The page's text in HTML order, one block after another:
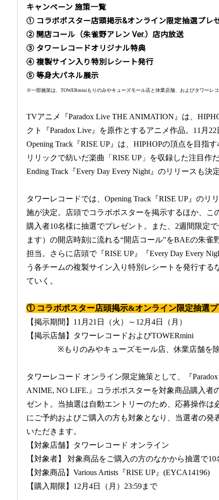
キャンペーン 施策一覧
① コラボポスター店頭掲示&オンライン限定抽選プレ
② 開店コール（朱雀野アレン Ver.）店内放送
③ タワーレコードオリジナル特典
④ 複製サイン入り特別レシート発行
⑤ 等身大パネル展示
※一部施策は、TOWERminiもりのみやキューズモール店と休業店舗、およびタワーレ
TVアニメ『Paradox Live THE ANIMATION』は、
クト『Paradox Live』を原作とするアニメ作品。11月
Opening Track『RISE UP』は、HIPHOPの頂点を目指
リリックで紡いだ楽曲「RISE UP」を収録した注目作
Ending Track『Every Day Every Night』のリリースも決
タワーレコードでは、Opening Track『RISE UP』のリ
施が決定。店頭でコラボポスターを掲示するほか、こ
購入者10名様に抽選でプレゼント。また、2週間限定
ます）の開店時刻に流れる“開店コール”をBAEの朱雀
担当。さらに店頭で『RISE UP』『Every Day Every
う各チームの複製サイン入り特別レシートを発行する
ていく。
① コラボポスター店頭掲示&オンライン限定抽選
【掲示期間】11月21日（火）～12月4日（月）
【掲示店舗】タワーレコードおよびTOWERmini
※もりのみやキューズモール店、休業店舗を
タワーレコード オンライン限定施策として、『
ANIME, NO LIFE.』コラボポスターを対象商品購入者
ゼント。当抽選は自動エントリーのため、応募操作は
にご予約およびご購入の方も対象となり、当選者の発
いただきます。
【対象店舗】タワーレコード オンライン
【対象者】 対象商品をご購入の方のなかから抽選で10
【対象商品】Various Artists『RISE UP』(EYCA14196)
【購入期限】12月4日（月）23:59まで